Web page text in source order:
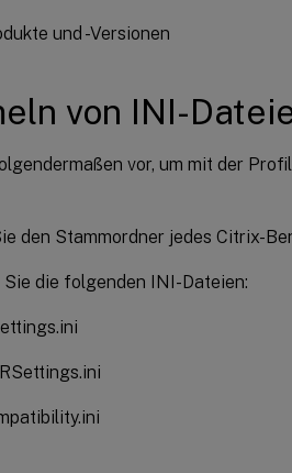
und -Versionen
von INI-
vor, um mit der
den Stammordner jedes Citrix-
Sie die folgenden INI-Dateien: